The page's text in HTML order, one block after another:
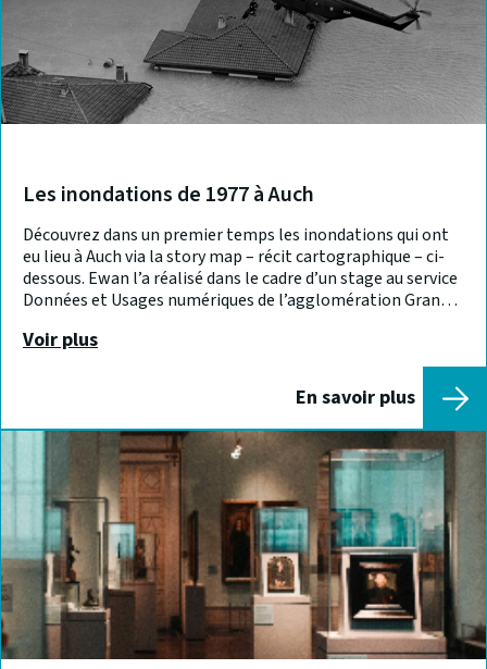
Les inondations de 1977 à Auch
Découvrez dans un premier temps les inondations qui ont
eu lieu à Auch via la story map – récit cartographique – ci-
dessous. Ewan l’a réalisé dans le cadre d’un stage au service
Données et Usages numériques de l’agglomération Grand
Voir plus
En savoir plus